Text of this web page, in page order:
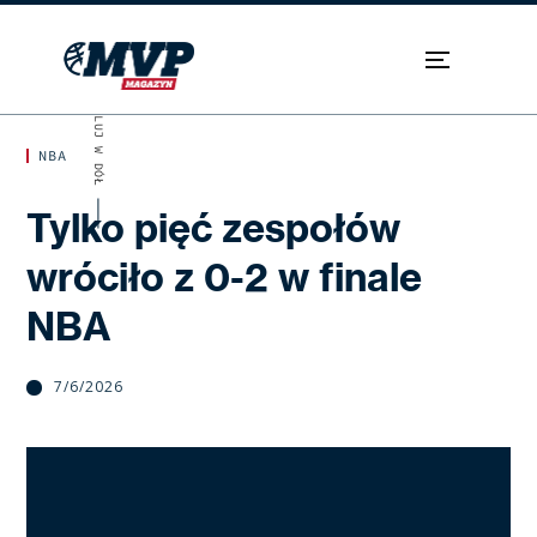
NBA
Tylko pięć zespołów
wróciło z 0-2 w finale
NBA
7/6/2026
SKROLUJ W DÓŁ